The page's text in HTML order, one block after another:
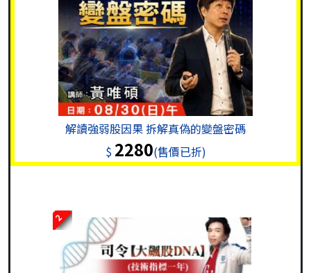
解讀強弱股因果 拆解真偽的變盤密碼
$ 2280(售價已折)
2